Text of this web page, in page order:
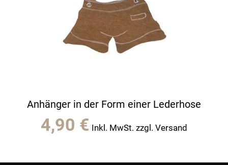
Anhänger in der Form einer Lederhose
4,90 € Inkl. MwSt. zzgl. Versand